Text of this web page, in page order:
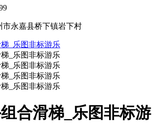
市永嘉县桥下镇岩下村
合滑梯_乐图非标游